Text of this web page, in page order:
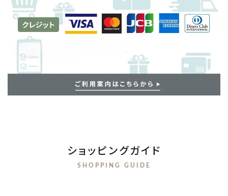
ショッピングガイド
SHOPPING GUIDE